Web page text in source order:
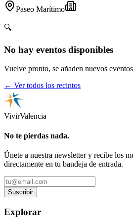
Paseo Marítimo
🔍
No hay eventos disponibles
Vuelve pronto, se añaden nuevos
← Ver todos los recintos
VivirValencia
No te pierdas nada.
Únete a nuestra newsletter y recibe los
directamente en tu bandeja de entrada.
Suscribir
Explorar